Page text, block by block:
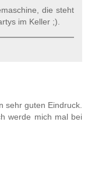
die steht
im Keller ;).
sehr guten Eindruck.
werde mich mal bei